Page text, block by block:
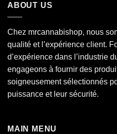
ABOUT US
Chez mrcannabishop, nous
qualité et l’expérience client.
d’expérience dans l’industrie
engageons à fournir des
soigneusement sélectionnés
puissance et leur sécurité.
MAIN MENU